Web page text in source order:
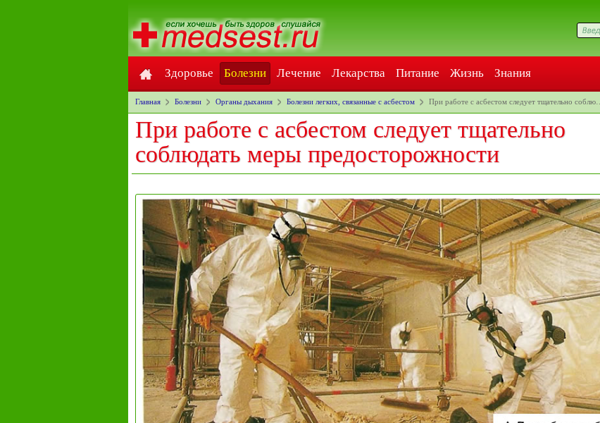
Здоровье Болезни Лечение Лекарства Питание Жизнь Знания
Главная Болезни Органы дыхания Болезни легких, связанные с асбестом При работе с асбестом следует тщательно соблю…
При работе с асбестом следует тщательно
соблюдать меры предосторожности